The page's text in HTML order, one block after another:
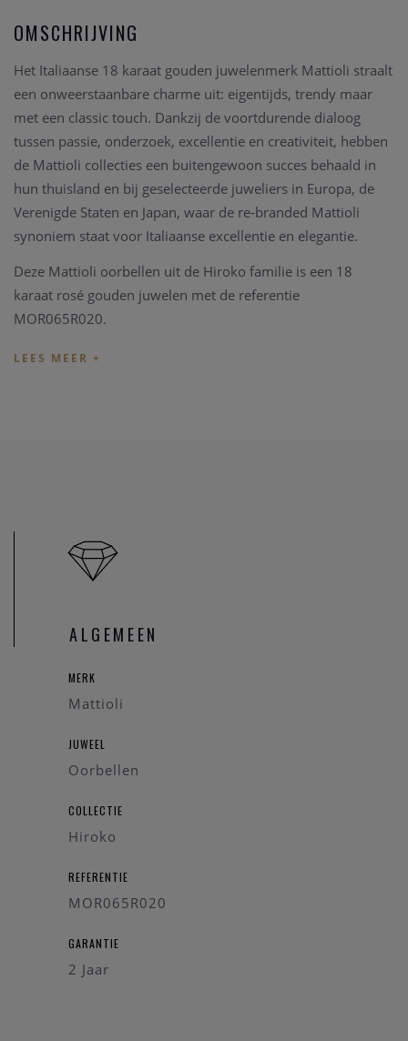
OMSCHRIJVING
Het Italiaanse 18 karaat gouden juwelenmerk Mattioli straalt
een onweerstaanbare charme uit: eigentijds, trendy maar
met een classic touch. Dankzij de voortdurende dialoog
tussen passie, onderzoek, excellentie en creativiteit, hebben
de Mattioli collecties een buitengewoon succes behaald in
hun thuisland en bij geselecteerde juweliers in Europa, de
Verenigde Staten en Japan, waar de re-branded Mattioli
synoniem staat voor Italiaanse excellentie en elegantie.
Deze Mattioli oorbellen uit de Hiroko familie is een 18
karaat rosé gouden juwelen met de referentie
MOR065R020.
Mattioli juwelen worden geleverd in een eigen luxe Mattioli
U bent ook steeds welkom in onze fysieke winkel te Heist-
op-den-Berg.
ALGEMEEN
MERK
Mattioli
JUWEEL
Oorbellen
COLLECTIE
Hiroko
REFERENTIE
MOR065R020
GARANTIE
2 Jaar